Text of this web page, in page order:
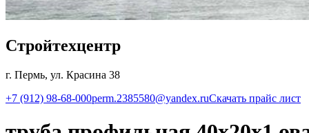
Стройтехцентр
г. Пермь, ул. Красина 38
+7 (912) 98-68-000perm.2385580@yandex.ruСкачать прайс лист